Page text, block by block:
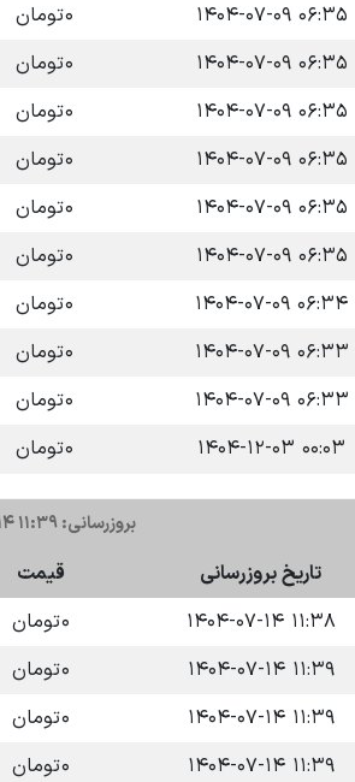
۰۶:۳۵ ۱۴۰۴-۰۷-۰۹ ۰تومان
۰۶:۳۵ ۱۴۰۴-۰۷-۰۹ ۰تومان
۰۶:۳۵ ۱۴۰۴-۰۷-۰۹ ۰تومان
۰۶:۳۵ ۱۴۰۴-۰۷-۰۹ ۰تومان
۰۶:۳۵ ۱۴۰۴-۰۷-۰۹ ۰تومان
۰۶:۳۵ ۱۴۰۴-۰۷-۰۹ ۰تومان
۰۶:۳۴ ۱۴۰۴-۰۷-۰۹ ۰تومان
۰۶:۳۳ ۱۴۰۴-۰۷-۰۹ ۰تومان
۰۶:۳۳ ۱۴۰۴-۰۷-۰۹ ۰تومان
۰۰:۰۳ ۱۴۰۴-۱۲-۰۳ ۰تومان
بروزرسانی: ۱۱:۳۹ ۱۴-۰۷-۱۴۰۴
تاریخ بروزرسانی
قیمت
۱۱:۳۸ ۱۴۰۴-۰۷-۱۴ ۰تومان
۱۱:۳۹ ۱۴۰۴-۰۷-۱۴ ۰تومان
۱۱:۳۹ ۱۴۰۴-۰۷-۱۴ ۰تومان
۱۱:۳۹ ۱۴۰۴-۰۷-۱۴ ۰تومان